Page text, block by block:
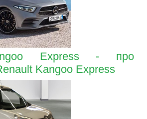
Express - про
Kangoo Express